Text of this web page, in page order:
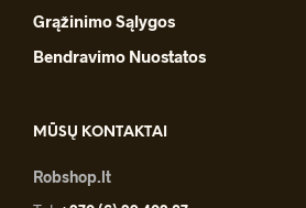
Grąžinimo Sąlygos
Bendravimo Nuostatos
MŪSŲ KONTAKTAI
Robshop.lt